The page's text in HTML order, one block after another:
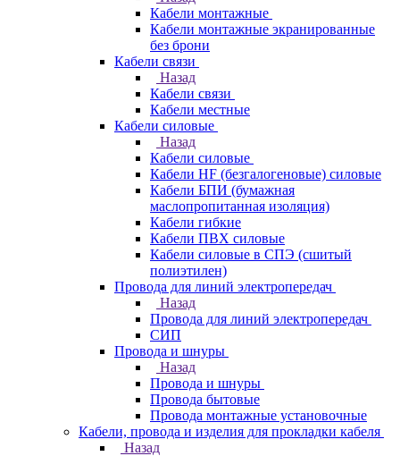
Кабели монтажные
Кабели монтажные экранированные
без брони
Кабели связи
Назад
Кабели связи
Кабели местные
Кабели силовые
Назад
Кабели силовые
Кабели HF (безгалогеновые) силовые
Кабели БПИ (бумажная
маслопропитанная изоляция)
Кабели гибкие
Кабели ПВХ силовые
Кабели силовые в СПЭ (сшитый
полиэтилен)
Провода для линий электропередач
Назад
Провода для линий электропередач
СИП
Провода и шнуры
Назад
Провода и шнуры
Провода бытовые
Провода монтажные установочные
Кабели, провода и изделия для прокладки кабеля
Назад